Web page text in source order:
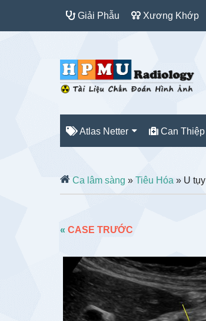
Giải Phẫu Xương Khớp
Atlas Netter Can Thiệp
Ca lâm sàng » Tiêu Hóa » U tụy
« CASE TRƯỚC